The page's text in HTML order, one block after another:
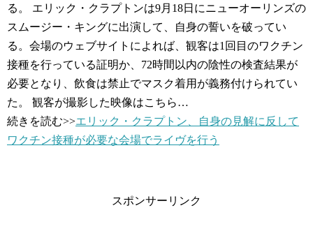
る。 エリック・クラプトンは9月18日にニューオーリンズの
スムージー・キングに出演して、自身の誓いを破ってい
る。会場のウェブサイトによれば、観客は1回目のワクチン
接種を行っている証明か、72時間以内の陰性の検査結果が
必要となり、飲食は禁止でマスク着用が義務付けられてい
た。 観客が撮影した映像はこちら…
続きを読む>>エリック・クラプトン、自身の見解に反して
ワクチン接種が必要な会場でライヴを行う
スポンサーリンク